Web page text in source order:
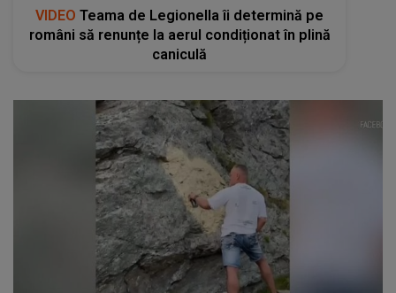
VIDEO Teama de Legionella îi determină pe
români să renunțe la aerul condiționat în plină
caniculă